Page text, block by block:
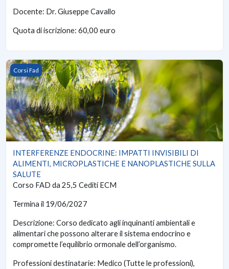
Docente: Dr. Giuseppe Cavallo
Quota di iscrizione: 60,00 euro
INTERFERENZE ENDOCRINE: IMPATTI INVISIBILI DI
Corsi Fad
INTERFERENZE ENDOCRINE: IMPATTI INVISIBILI DI
ALIMENTI, MICROPLASTICHE E NANOPLASTICHE SULLA
SALUTE
Corso FAD da 25,5 Cediti ECM
Termina il 19/06/2027
Descrizione: Corso dedicato agli inquinanti ambientali e
alimentari che possono alterare il sistema endocrino e
compromette l’equilibrio ormonale dell’organismo.
Professioni destinatarie: Medico (Tutte le professioni),